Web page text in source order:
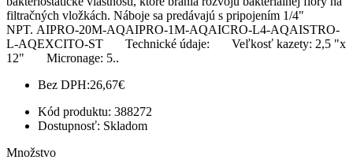
filtračných vložkách. Náboje sa predávajú s pripojením 1/4"
NPT. AIPRO-20M-AQAIPRO-1M-AQAICRO-L4-AQAISTRO-
L-AQEXCITO-ST Technické údaje: Veľkosť kazety: 2,5 "x
12" Micronage: 5..
Bez DPH:26,67€
Kód produktu: 388272
Dostupnosť: Skladom
Množstvo